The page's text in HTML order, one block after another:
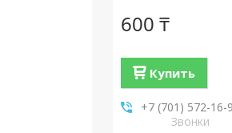
600 ₸
Купить
+7 (701) 572-16-
Звонки